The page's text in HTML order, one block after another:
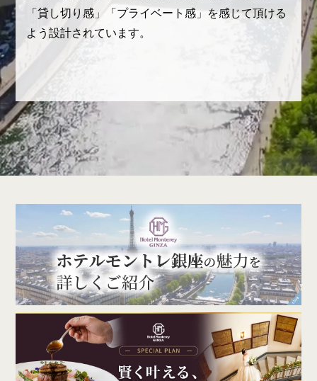
「貸し切り感」「プライベート感」を感じて頂ける
よう設計されています。